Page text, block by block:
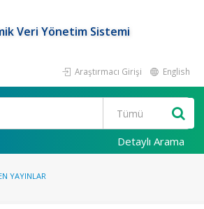
Veri Yönetim Sistemi
Araştırmacı Girişi English
Detaylı Arama
YAYINLAR